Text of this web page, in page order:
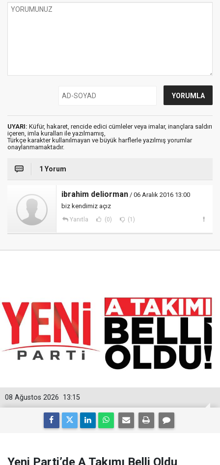
UYARI: Küfür, hakaret, rencide edici cümleler veya imalar, inançlara saldırı
içeren, imla kuralları ile yazılmamış,
Türkçe karakter kullanılmayan ve büyük harflerle yazılmış yorumlar
onaylanmamaktadır.
1 Yorum
ibrahim deliorman / 06 Aralık 2016 13:00
biz kendimiz açız
Yanıtla (0) (1)
13:15
08 Ağustos 2026
Yeni Parti’de A Takımı Belli Oldu